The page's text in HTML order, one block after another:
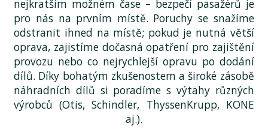
nejkratším možném čase – bezpečí pasažérů je
pro nás na prvním místě. Poruchy se snažíme
odstranit ihned na místě; pokud je nutná větší
oprava, zajistíme dočasná opatření pro zajištění
provozu nebo co nejrychlejší opravu po dodání
dílů. Díky bohatým zkušenostem a široké zásobě
náhradních dílů si poradíme s výtahy různých
výrobců (Otis, Schindler, ThyssenKrupp, KONE
aj.).